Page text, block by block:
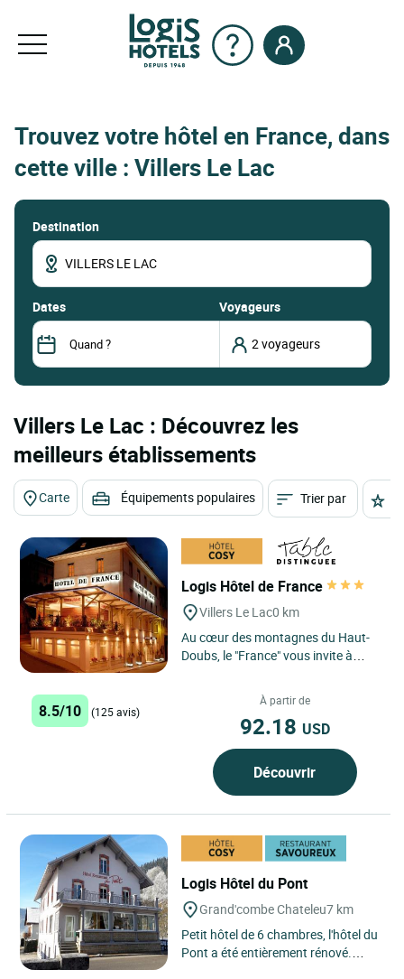
Trouvez votre hôtel en France, dans
cette ville : Villers Le Lac
Destination
dates Voyageurs
Villers Le Lac : Découvrez les
meilleurs établissements
Carte Équipements populaires Trier par
Logis Hôtel de France
Villers Le Lac0 km
Au cœur des montagnes du Haut-
Doubs, le "France" vous invite à
gastronomie et convivialité....
8.5/10 (125 avis)
À partir de
92.18 USD
Découvrir
Logis Hôtel du Pont
Grand'combe Chateleu7 km
Petit hôtel de 6 chambres, l'hôtel du
Pont a été entièrement rénové.